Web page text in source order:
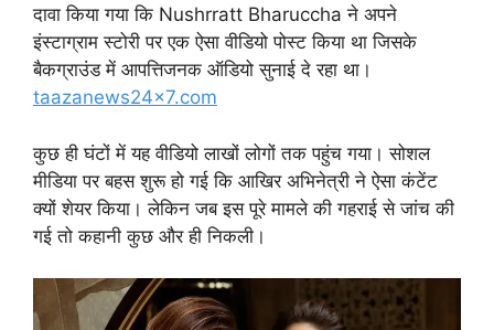
दावा किया गया कि Nushrratt Bharuccha ने अपने
इंस्टाग्राम स्टोरी पर एक ऐसा वीडियो पोस्ट किया था जिसके
बैकग्राउंड में आपत्तिजनक ऑडियो सुनाई दे रहा था।
taazanews24x7.com
कुछ ही घंटों में यह वीडियो लाखों लोगों तक पहुंच गया। सोशल
मीडिया पर बहस शुरू हो गई कि आखिर अभिनेत्री ने ऐसा कंटेंट
क्यों शेयर किया। लेकिन जब इस पूरे मामले की गहराई से जांच की
गई तो कहानी कुछ और ही निकली।